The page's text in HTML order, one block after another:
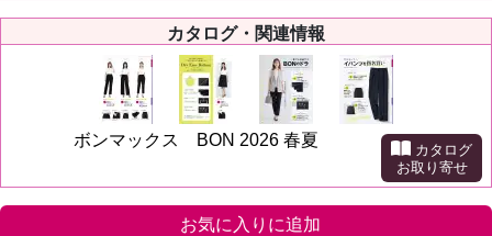
カタログ・関連情報
ボンマックス BON 2026 春夏
カタログ
お取り寄せ
お気に入りに追加